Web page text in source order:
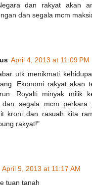
dan rakyat akan
dan segala mcm
April 4, 2013 at 11:09 PM
utk menikmati
Ekonomi rakyat akan
Royalti minyak milik
segala mcm perkara
kroni dan rasuah kita
rakyat!"
April 9, 2013 at 11:17 AM
tuan tanah